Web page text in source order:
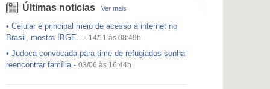
Últimas noticias Ver mais
• Celular é principal meio de acesso à internet no
Brasil, mostra IBGE.. - 14/11 às 08:49h
• Judoca convocada para time de refugiados sonha
reencontrar família- 03/06 às 16:44h